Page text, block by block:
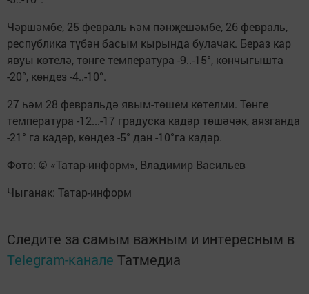
Чәршәмбе, 25 февраль һәм пәнҗешәмбе, 26 февраль,
республика түбән басым кырында булачак. Бераз кар
явуы көтелә, төнге температура -9..-15°, көнчыгышта
-20°, көндез -4..-10°.
27 һәм 28 февральдә явым-төшем көтелми. Төнге
температура -12...-17 градуска кадәр төшәчәк, аязганда
-21° га кадәр, көндез -5° дан -10°га кадәр.
Фото: © «Татар-информ», Владимир Васильев
Чыганак: Татар-информ
Следите за самым важным и интересным в
Telegram-канале Татмедиа